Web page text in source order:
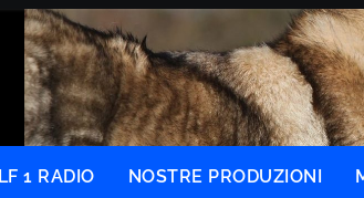
1 RADIO NOSTRE PRODUZIONI